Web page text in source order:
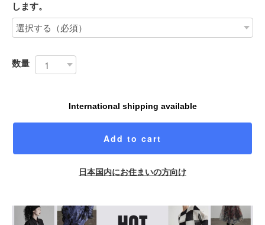
します。
数量
International shipping available
Add to cart
日本国内にお住まいの方向け